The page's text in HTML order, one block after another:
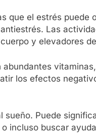
que el estrés puede
Las
y elevadores
los efectos
sueño. Puede
incluso buscar